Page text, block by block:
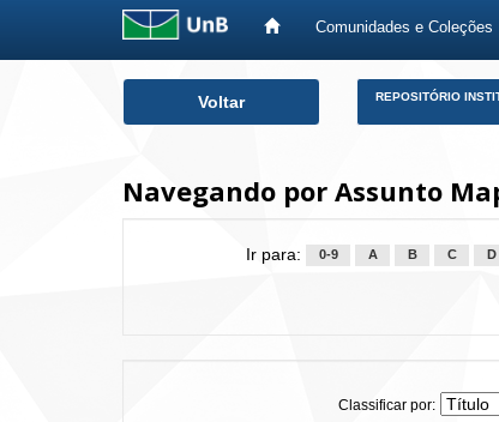
Comunidades e Coleções
Voltar REPOSITÓRIO
Navegando por Assunto
Ir para: 0-9 A B C D
Classificar por: